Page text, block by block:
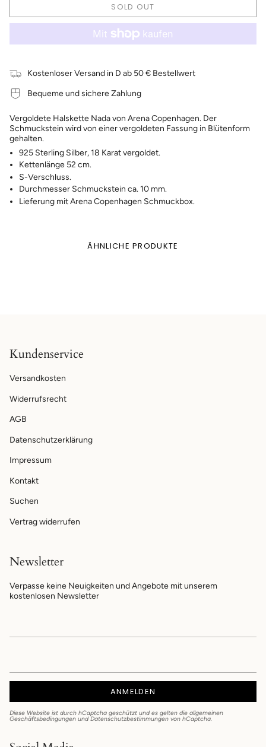
SOLD OUT
Kostenloser Versand in D ab 50 € Bestellwert
Bequeme und sichere Zahlung
Vergoldete Halskette Nada von Arena Copenhagen. Der
Schmuckstein wird von einer vergoldeten Fassung in Blütenform
gehalten.
925 Sterling Silber, 18 Karat vergoldet.
Kettenlänge 52 cm.
S-Verschluss.
Durchmesser Schmuckstein ca. 10 mm.
Lieferung mit Arena Copenhagen Schmuckbox.
ÄHNLICHE PRODUKTE
Kundenservice
Versandkosten
Widerrufsrecht
AGB
Datenschutzerklärung
Impressum
Kontakt
Suchen
Vertrag widerrufen
Newsletter
Verpasse keine Neuigkeiten und Angebote mit unserem
kostenlosen Newsletter
ANMELDEN
Diese Website ist durch hCaptcha geschützt und es gelten die allgemeinen
Geschäftsbedingungen und Datenschutzbestimmungen von hCaptcha.